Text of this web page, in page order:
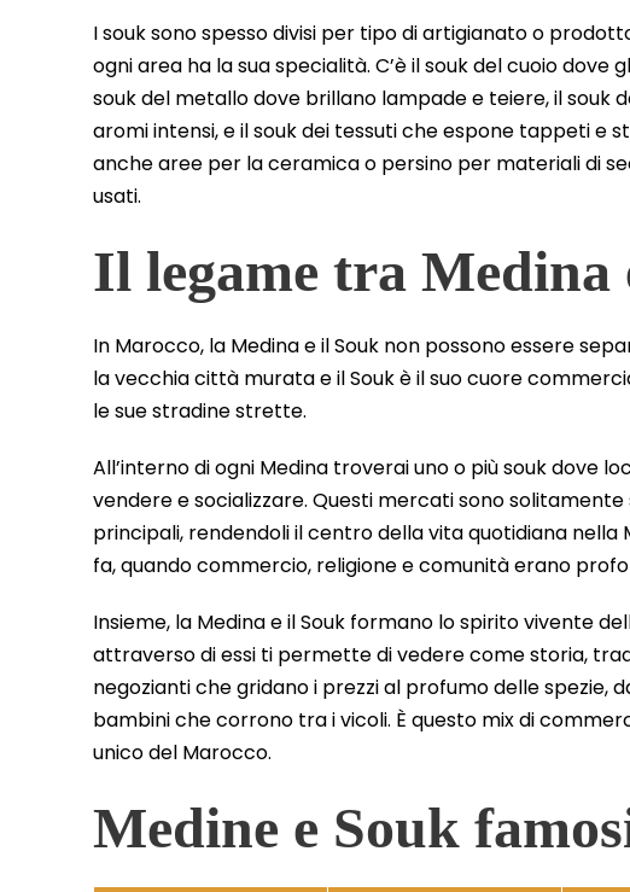
I souk sono spesso divisi per tipo di artigianato o
ogni area ha la sua specialità. C’è il souk del cuoio
souk del metallo dove brillano lampade e teiere, il souk
aromi intensi, e il souk dei tessuti che espone tappeti e
anche aree per la ceramica o persino per materiali di
usati.
Il legame tra Medina
In Marocco, la Medina e il Souk non possono essere
la vecchia città murata e il Souk è il suo cuore
le sue stradine strette.
All’interno di ogni Medina troverai uno o più souk dove
vendere e socializzare. Questi mercati sono
principali, rendendoli il centro della vita quotidiana nella
fa, quando commercio, religione e comunità erano
Insieme, la Medina e il Souk formano lo spirito vivente
attraverso di essi ti permette di vedere come storia,
negozianti che gridano i prezzi al profumo delle spezie,
bambini che corrono tra i vicoli. È questo mix di
unico del Marocco.
Medine e Souk